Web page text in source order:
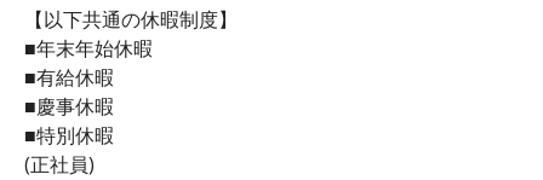
【以下共通の休暇制度】
■年末年始休暇
■有給休暇
■慶事休暇
■特別休暇
(正社員)